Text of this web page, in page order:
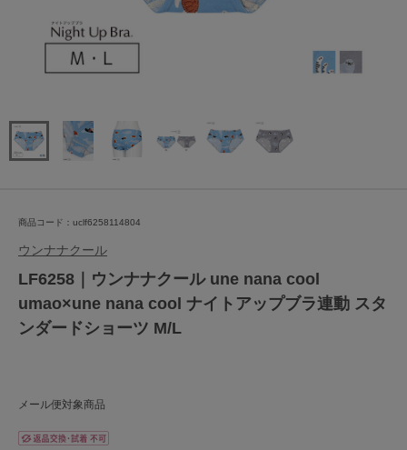
商品コード：uclf6258114804
ウンナナクール
LF6258｜ウンナナクール une nana cool
umao×une nana cool ナイトアップブラ連動 スタ
ンダードショーツ M/L
メール便対象商品